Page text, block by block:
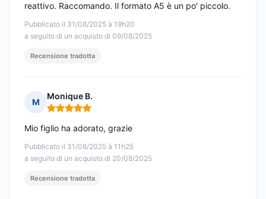
Pubblicato il 31/08/2025 à 19h20
a seguito di un acquisto di 09/08/2025
reattivo. Raccomando. Il formato A5 è un po' piccolo.
Recensione tradotta
M
Monique B.
Nota: 5 su 5
Pubblicato il 31/08/2025 à 11h25
a seguito di un acquisto di 20/08/2025
Mio figlio ha adorato, grazie
Recensione tradotta